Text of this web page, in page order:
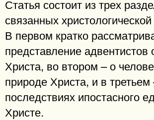
Статья состоит из трех
связанных
В первом кратко
представление адвентистов
Христа, во втором – о
природе Христа, и в третьем
последствиях ипостасного
Христе.